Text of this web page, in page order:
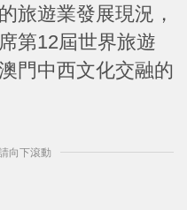
旅遊業發展現況，
第12屆世界旅遊
門中西文化交融的
向下滾動